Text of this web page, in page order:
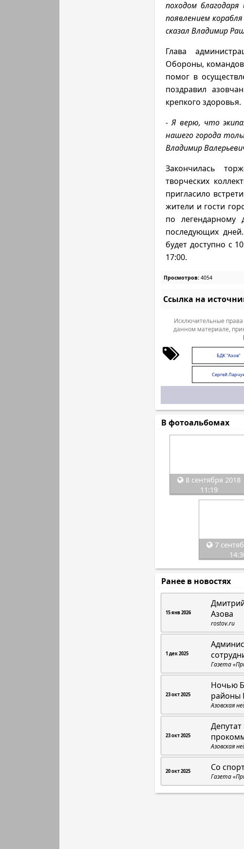
походом
появлением
сказал Владимир
Глава
Обороны,
помог в
поздравил
крепкого здоровья.
- Я верю, что
нашего города
Владимир
Закончилась
творческих
пригласило
жители и гости
по легендарному
последующих
будет доступно с
17:00.
Просмотров: 4054
Ссылка на
Исключительные
данном материале,
БДК "Азов"
Сергей
В фотоальбомах
8 сентября 2018
11:19
7
Ранее в новостях
15 янв 2026
Азова
rostov.ru
1 дек 2025
Газета
23 окт 2025
Ночью
районы
Азовская
23 окт 2025
Азовская
20 окт 2025 Со
Газета